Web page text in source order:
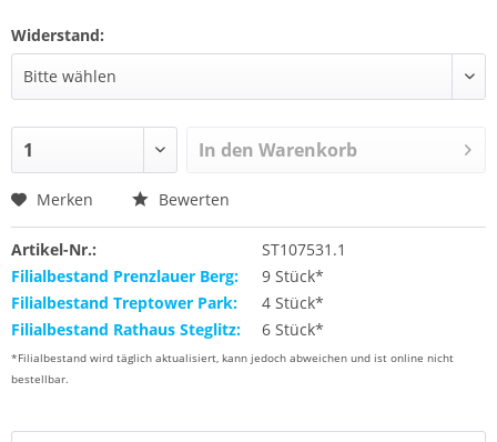
Widerstand:
In den Warenkorb
Merken Bewerten
Artikel-Nr.:
ST107531.1
Filialbestand Prenzlauer Berg:
9 Stück*
Filialbestand Treptower Park:
4 Stück*
Filialbestand Rathaus Steglitz:
6 Stück*
*Filialbestand wird täglich aktualisiert, kann jedoch abweichen und ist online nicht
bestellbar.